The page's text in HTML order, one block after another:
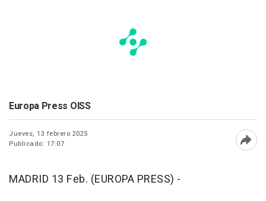
Europa Press OISS
Jueves, 13 febrero 2025
Publicado: 17:07
MADRID 13 Feb. (EUROPA PRESS) -